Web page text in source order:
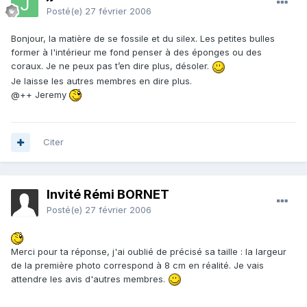
Posté(e) 27 février 2006
Bonjour, la matière de se fossile et du silex. Les petites bulles
former à l'intérieur me fond penser à des éponges ou des
coraux. Je ne peux pas t’en dire plus, désoler.
Je laisse les autres membres en dire plus.
@++ Jeremy
Citer
Invité Rémi BORNET
Posté(e) 27 février 2006
Merci pour ta réponse, j'ai oublié de précisé sa taille : la largeur
de la première photo correspond à 8 cm en réalité. Je vais
attendre les avis d'autres membres.